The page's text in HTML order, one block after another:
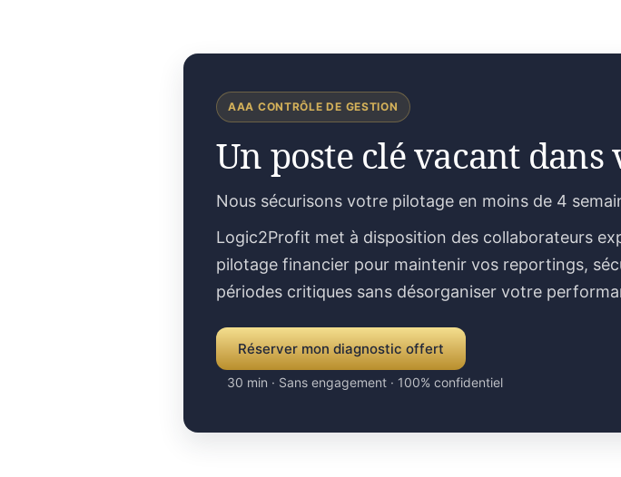
AAA CONTRÔLE DE GESTION
Un poste clé vacant
Nous sécurisons votre pilotage en moins de 4
Logic2Profit met à disposition des collaborateurs
pilotage financier pour maintenir vos reportings,
périodes critiques sans désorganiser votre
Réserver mon diagnostic offert
30 min · Sans engagement · 100% confidentiel